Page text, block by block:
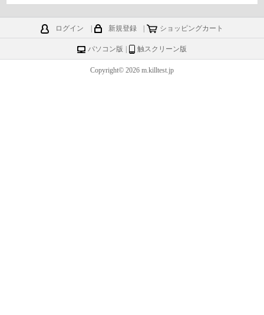
ログイン 新規登録 ショッピングカート
パソコン版 触スクリーン版
Copyright© 2026 m.killtest.jp